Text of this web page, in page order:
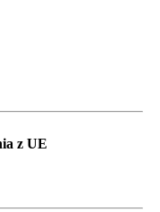
z UE